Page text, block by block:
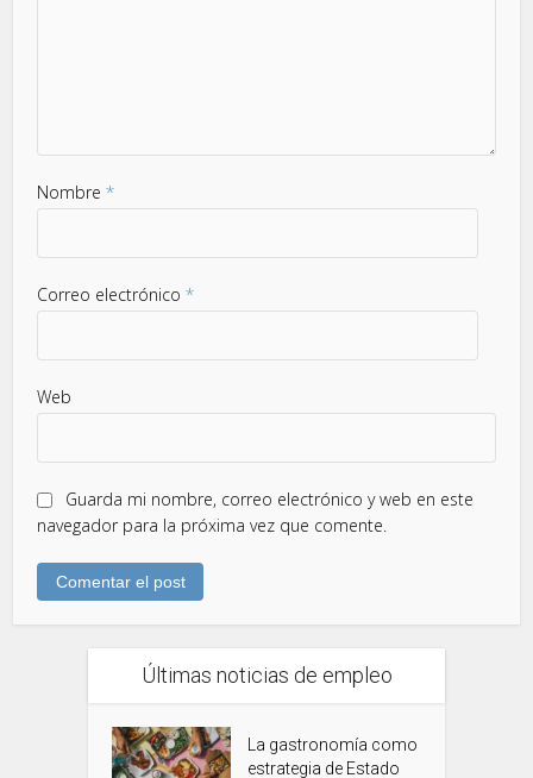
Nombre*
Correo electrónico*
Web
Guarda mi nombre, correo electrónico y web en este
navegador para la próxima vez que comente.
Últimas noticias de empleo
La gastronomía como
estrategia de Estado